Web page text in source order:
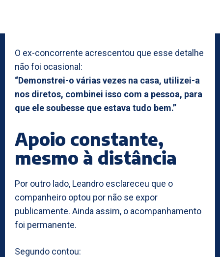
O ex-concorrente acrescentou que esse detalhe
não foi ocasional:
“Demonstrei-o várias vezes na casa, utilizei-a
nos diretos, combinei isso com a pessoa, para
que ele soubesse que estava tudo bem.”
Apoio constante,
mesmo à distância
Por outro lado, Leandro esclareceu que o
companheiro optou por não se expor
publicamente. Ainda assim, o acompanhamento
foi permanente.
Segundo contou: